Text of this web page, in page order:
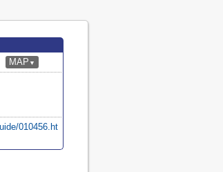
MAP ▼
010456.ht